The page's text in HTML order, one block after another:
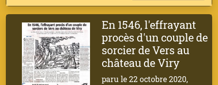
En 1546, l'effrayant
procès d'un couple de
sorcier de Vers au
château de Viry
paru le 22 octobre 2020,